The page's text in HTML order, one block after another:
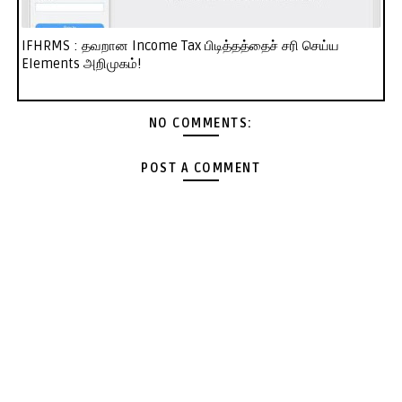
IFHRMS : தவறான Income Tax பிடித்தத்தைச் சரி செய்ய
Elements அறிமுகம்!
NO COMMENTS:
POST A COMMENT